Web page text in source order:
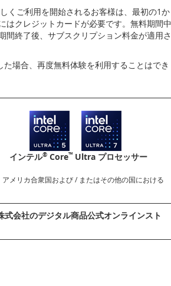
くご利用を開始されるお客様は、最初の1か
はクレジットカードが必要です。無料期間中
終了後、サブスクリプション料金が適用さ
場合、再度無料体験を利用することはでき
インテル®Core™Ultra プロセッサー
メリカ合衆国および / またはその他の国における
会社のデジタル商品公式オンラインスト